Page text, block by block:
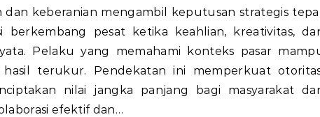
keberanian mengambil keputusan strategis
pesat ketika keahlian, kreativitas,
Pelaku yang memahami konteks pasar
terukur. Pendekatan ini memperkuat
nilai jangka panjang bagi masyarakat
efektif dan…